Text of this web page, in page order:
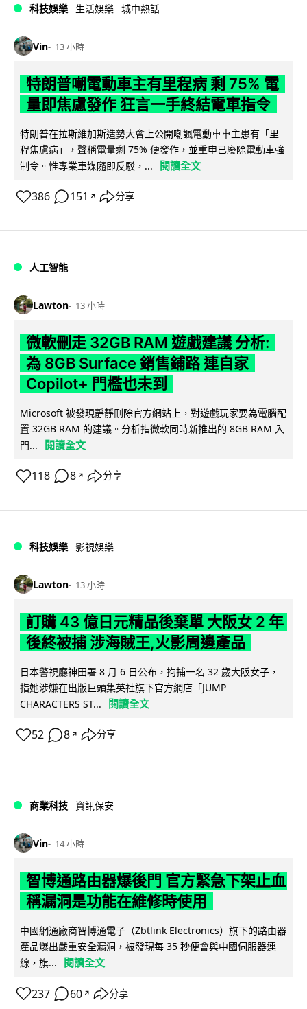
科技娛樂 生活娛樂 城中熱話
Vin 13 小時
特朗普嘲電動車主有里程病 剩 75% 電
量即焦慮發作 狂言一手終結電車指令
特朗普在拉斯維加斯造勢大會上公開嘲諷電動車車主患有「里
程焦慮病」，聲稱電量剩 75% 便發作，並重申已廢除電動車強
制令。惟專業車媒隨即反駁，...
閱讀全文
386 151 ↗ 分享
人工智能
Lawton 13 小時
微軟刪走 32GB RAM 遊戲建議 分析:
為 8GB Surface 銷售鋪路 連自家
Copilot+ 門檻也未到
Microsoft 被發現靜靜刪除官方網站上，對遊戲玩家要為電腦配
置 32GB RAM 的建議。分析指微軟同時新推出的 8GB RAM 入
門...
閱讀全文
118 8 ↗ 分享
科技娛樂 影視娛樂
Lawton 13 小時
訂購 43 億日元精品後棄單 大阪女 2 年
後終被捕 涉海賊王,火影周邊產品
日本警視廳神田署 8 月 6 日公布，拘捕一名 32 歲大阪女子，
指她涉嫌在出版巨頭集英社旗下官方網店「JUMP
CHARACTERS ST...
閱讀全文
52 8 ↗ 分享
商業科技 資訊保安
Vin 14 小時
智博通路由器爆後門 官方緊急下架止血
稱漏洞是功能在維修時使用
中國網通廠商智博通電子（Zbtlink Electronics）旗下的路由器
產品爆出嚴重安全漏洞，被發現每 35 秒便會與中國伺服器連
線，旗...
閱讀全文
237 60 ↗ 分享